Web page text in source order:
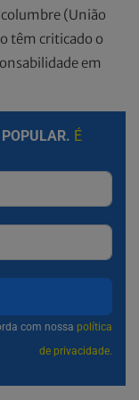
(União
têm criticado o
em
É
com nossa política
de privacidade.